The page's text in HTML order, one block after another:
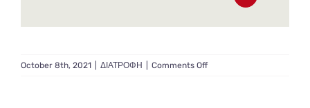
October 8th, 2021 ΔΙΑΤΡΟΦΗ Comments Offon